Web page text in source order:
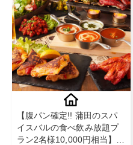
【腹パン確定!! 蒲田のスパ
イスバルの食べ飲み放題プ
ラン2名様10,000円相当】チ